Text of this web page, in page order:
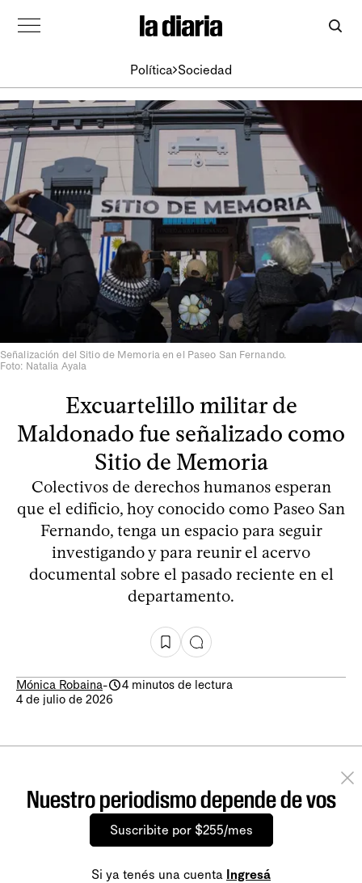
Política Sociedad
Señalización del Sitio de Memoria en el Paseo San Fernando.
Foto: Natalia Ayala
Excuartelillo militar de
Maldonado fue señalizado como
Sitio de Memoria
Colectivos de derechos humanos esperan
que el edificio, hoy conocido como Paseo San
Fernando, tenga un espacio para seguir
investigando y para reunir el acervo
documental sobre el pasado reciente en el
departamento.
Mónica Robaina-
4 minutos de lectura
4 de julio de 2026
Nuestro periodismo depende de vos
Suscribite por $255/mes
Si ya tenés una cuenta Ingresá